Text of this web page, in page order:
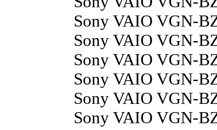
Sony VAIO VGN-
Sony VAIO VGN-
Sony VAIO VGN-
Sony VAIO VGN-
Sony VAIO VGN-
Sony VAIO VGN-